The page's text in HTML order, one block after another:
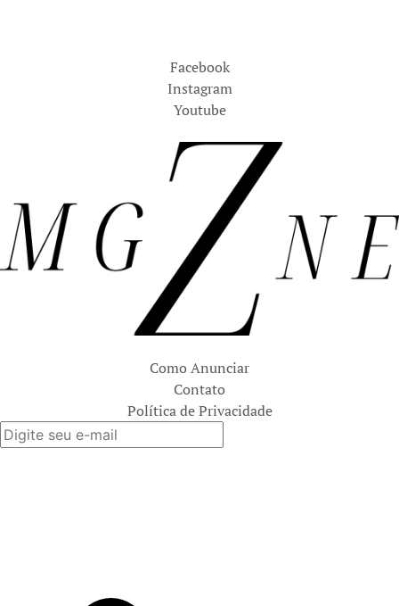
Facebook
Instagram
Youtube
Como Anunciar
Contato
Política de Privacidade